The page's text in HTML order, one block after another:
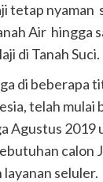
tetap nyaman
Air hingga
di Tanah Suci.
di beberapa
telah mulai
Agustus 2019
calon
seluler.